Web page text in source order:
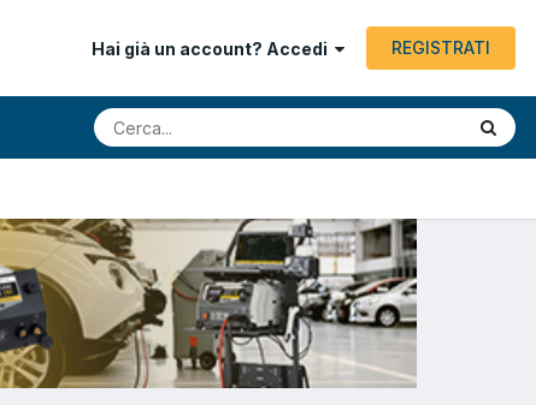
Hai già un account? Accedi REGISTRATI